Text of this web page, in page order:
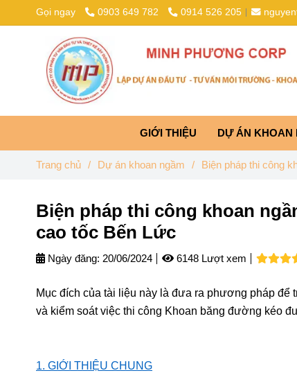
Gọi ngay 0903 649 782 0914 526 205
GIỚI THIỆU DỰ ÁN KHOAN
Trang chủ / Dự án khoan ngầm / Biện pháp thi công
Biện pháp thi công khoan
cao tốc Bến Lức
Ngày đăng: 20/06/2024 6148 Lượt xem
Mục đích của tài liệu này là đưa ra phương pháp để
và kiểm soát việc thi công Khoan băng đường kéo
1. GIỚI THIỆU CHUNG